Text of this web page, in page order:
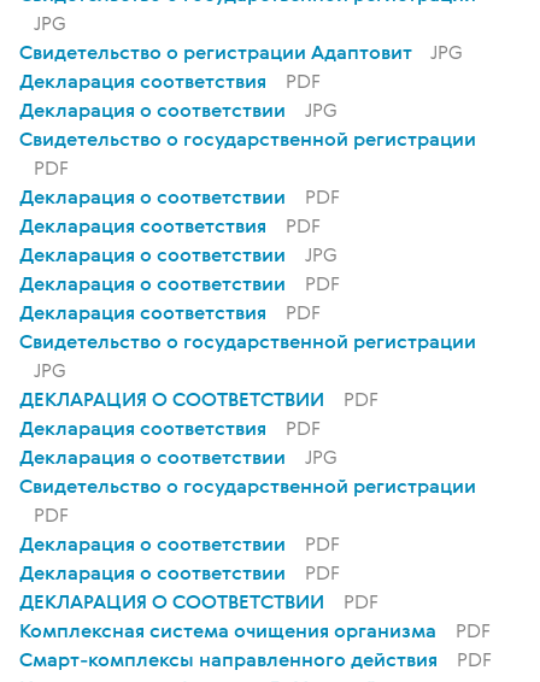
JPG
Свидетельство о регистрации Адаптовит
JPG
Декларация соответствия
PDF
Декларация о соответствии
JPG
Свидетельство о государственной регистрации
PDF
Декларация о соответствии
PDF
Декларация соответствия
PDF
Декларация о соответствии
JPG
Декларация о соответствии
PDF
Декларация соответствия
PDF
Свидетельство о государственной регистрации
JPG
ДЕКЛАРАЦИЯ О СООТВЕТСТВИИ
PDF
Декларация соответствия
PDF
Декларация о соответствии
JPG
Свидетельство о государственной регистрации
PDF
Декларация о соответствии
PDF
Декларация о соответствии
PDF
ДЕКЛАРАЦИЯ О СООТВЕТСТВИИ
PDF
Комплексная система очищения организма
PDF
Смарт-комплексы направленного действия
PDF